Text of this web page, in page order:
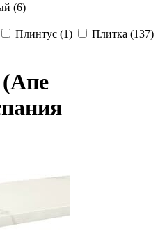
(6)
Плинтус (1) Плитка (137)